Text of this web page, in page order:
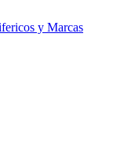
y Marcas